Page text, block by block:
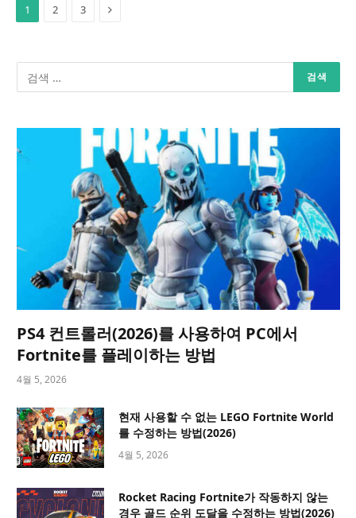
1 2 3 Next
PS4 컨트롤러(2026)를 사용하여 PC에서
Fortnite를 플레이하는 방법
4월 5, 2026
현재 사용할 수 없는 LEGO Fortnite World
를 수정하는 방법(2026)
4월 5, 2026
Rocket Racing Fortnite가 작동하지 않는
경우 골드 순위 도달을 수정하는 방법(2026)